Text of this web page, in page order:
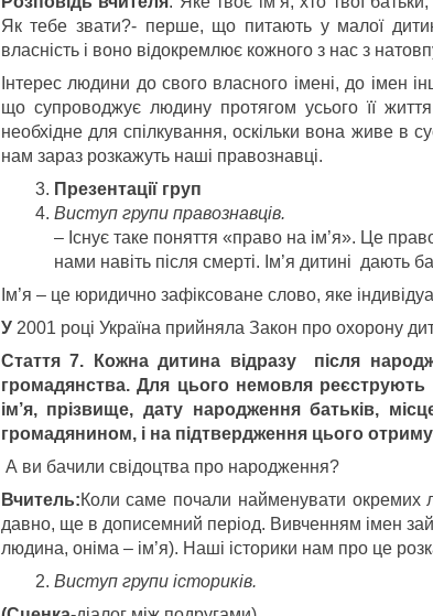
Як тебе звати?- перше, що питають у малої
власність і воно відокремлює кожного з нас з
Інтерес людини до свого власного імені, до імен
що супроводжує людину протягом усього її
необхідне для спілкування, оскільки вона живе в
нам зараз розкажуть наші правознавці.
Презентації груп
Виступ групи правознавців.
– Існує таке поняття «право на ім’я». Це
нами навіть після смерті. Ім’я дитині дають
Ім’я – це юридично зафіксоване слово, яке
У2001 році Україна прийняла Закон про охорону
Стаття 7. Кожна дитина відразу після
громадянства. Для цього немовля
ім’я, прізвище, дату народження батьків,
громадянином, і на підтвердження цього
А ви бачили свідоцтва про народження?
Вчитель:Коли саме почали найменувати окремих
давно, ще в дописемний період. Вивченням імен
людина, оніма – ім’я). Наші історики нам про це
Виступ групи істориків.